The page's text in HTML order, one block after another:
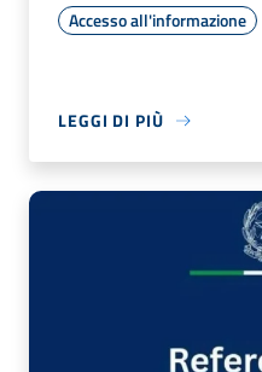
Accesso all'informazione
LEGGI DI PIÙ